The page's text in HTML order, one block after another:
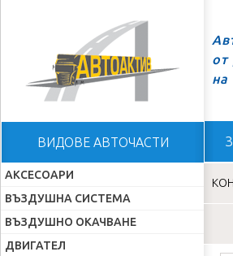
ВИДОВЕ АВТОЧАСТИ
от
на
АКСЕСОАРИ
ВЪЗДУШНА СИСТЕМА
ВЪЗДУШНО ОКАЧВАНЕ
ДВИГАТЕЛ